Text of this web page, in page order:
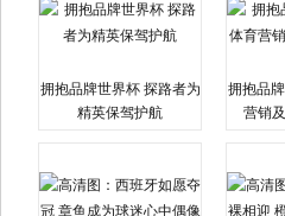
拥抱品牌世界杯 探路者为
精英保驾护航
拥抱品
营销